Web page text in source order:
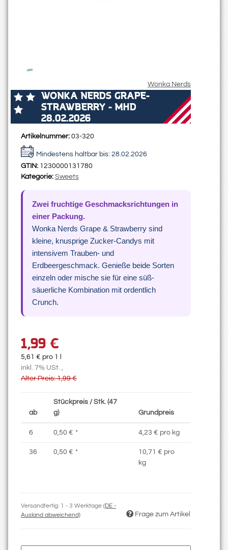
Wonka Nerds
WONKA NERDS GRAPE-
STRAWBERRY - MHD
28.02.2026
Artikelnummer: 03-320
Mindestens haltbar bis: 28.02.2026
GTIN: 1230000131780
Kategorie: Sweets
Zwei fruchtige Geschmacksrichtungen in
einer Packung.
Wonka Nerds Grape & Strawberry sind
kleine, knusprige Zucker-Candys mit
intensivem Trauben- und
Erdbeergeschmack. Genieße beide Sorten
einzeln oder mische sie für eine süß-
säuerliche Kombination mit ordentlich
Crunch.
1,99 €
5,61 € pro 1 l
inkl. 7% USt. ,
Alter Preis: 1,99 €
ab
Stückpreis / Stk. (47
g)
Grundpreis
6 0,50 € * 4,23 € pro kg
36 0,50 € *
10,71 € pro
kg
Versandfertig: 1 - 3 Werktage (DE -
Ausland abweichend)
Frage zum Artikel